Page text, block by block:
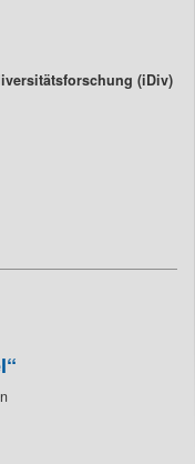
(iDiv)